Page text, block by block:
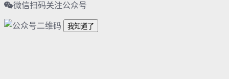
微信扫码关注公众号
我知道了